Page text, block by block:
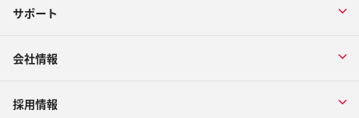
サポート
会社情報
採用情報